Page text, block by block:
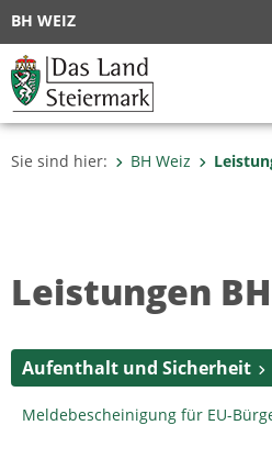
BH WEIZ
Sie sind hier: BH Weiz
Leistungen
Aufenthalt und Sicherheit
Meldebescheinigung für EU-